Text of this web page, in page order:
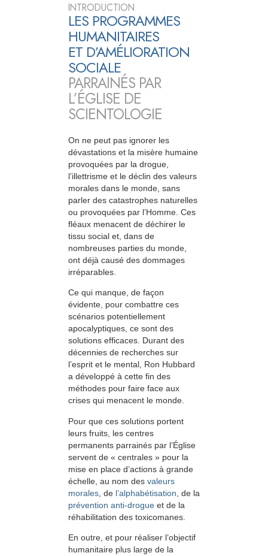
INTRODUCTION
LES PROGRAMMES
HUMANITAIRES
ET D’AMÉLIORATION
SOCIALE
PARRAINÉS PAR
L’ÉGLISE DE
SCIENTOLOGIE
On ne peut pas ignorer les
dévastations et la misère humaine
provoquées par la drogue,
l’illettrisme et le déclin des valeurs
morales dans le monde, sans
parler des catastrophes naturelles
ou provoquées par l’Homme. Ces
fléaux menacent de déchirer le
tissu social et, dans de
nombreuses parties du monde,
ont déjà causé des dommages
irréparables.
Ce qui manque, de façon
évidente, pour combattre ces
scénarios potentiellement
apocalyptiques, ce sont des
solutions efficaces. Durant des
décennies de recherches sur
l’esprit et le mental, Ron Hubbard
a développé à cette fin des
méthodes pour faire face aux
crises qui menacent le monde.
Pour que ces solutions portent
leurs fruits, les centres
permanents parrainés par l’Église
servent de « centrales » pour la
mise en place d’actions à grande
échelle, au nom des valeurs
morales , de l’alphabétisation , de la
prévention anti-drogue et de la
réhabilitation des toxicomanes.
En outre, et pour réaliser l’objectif
humanitaire plus large de la